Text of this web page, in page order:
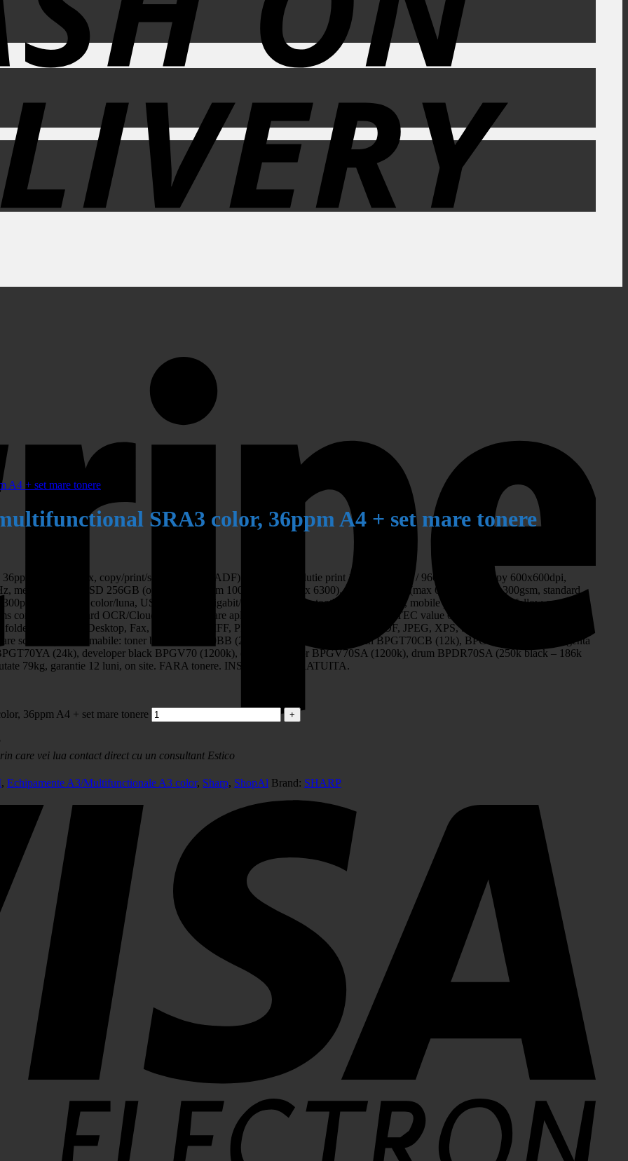
SRA3 color, 36ppm A4 + set mare tonere
A4 in duplex, copy/print/scan, RSPF (DADF) 100 coli, rezolutie print 1200x1200dpi / 9600x600dpi, copy 600x600dpi,
memorie 5GB, SSD 256GB (opt 512GB), alim 100+550 coli (max 6300), iesire 500 coli (max 620), paper 52-300gsm, standard
mono -1900p color/luna, USB/Ethernet Gigabit/NFC/WiFi+Bluetooth, motion sensor, mobile print, serverless follow-me print,
connector, standard OCR/Cloud/OSA (integrare aplicatii externe), touch screen 10.1", TEC value 0.41 kWh/week, scan speed
(SMB), opt Desktop, Fax, scan format TIFF, PDF, Encrypted PDF, Compact PDF, JPEG, XPS, Searchable PDF,
scoatere), consumabile: toner black BPGT70BB (20k), BPGT70BA (40k), cyan BPGT70CB (12k), BPGT70CA (24k), magenta
(24k), developer black BPGV70 (1200k), developer color BPGV70SA (1200k), drum BPDR70SA (250k black – 186k
79kg, garantie 12 luni, on site. FARA tonere. INSTALARE GRATUITA.
36ppm A4 + set mare tonere
care vei lua contact direct cu un consultant Estico
, Echipamente A3/Multifunctionale A3 color, Sharp, ShopAl Brand: SHARP